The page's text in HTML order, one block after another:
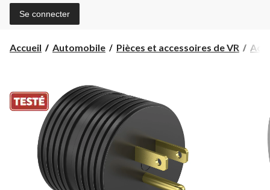
Se connecter
Accueil Automobile Pièces et accessoires de VR